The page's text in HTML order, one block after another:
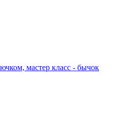
мастер класс - бычок